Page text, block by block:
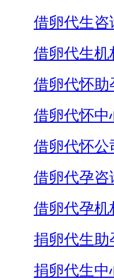
借卵代生咨
借卵代生机
借卵代怀助
借卵代怀中
借卵代怀公
借卵代孕咨
借卵代孕机
捐卵代生助
捐卵代生中